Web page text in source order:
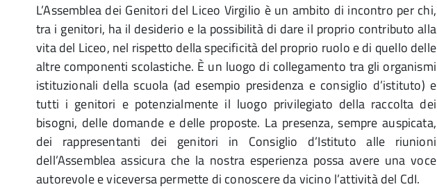
L’Assemblea dei Genitori del Liceo Virgilio è un ambito di incontro per chi,
tra i genitori, ha il desiderio e la possibilità di dare il proprio contributo alla
vita del Liceo, nel rispetto della specificità del proprio ruolo e di quello delle
altre componenti scolastiche. È un luogo di collegamento tra gli organismi
istituzionali della scuola (ad esempio presidenza e consiglio d’istituto) e
tutti i genitori e potenzialmente il luogo privilegiato della raccolta dei
bisogni, delle domande e delle proposte. La presenza, sempre auspicata,
dei rappresentanti dei genitori in Consiglio d’Istituto alle riunioni
dell’Assemblea assicura che la nostra esperienza possa avere una voce
autorevole e viceversa permette di conoscere da vicino l’attività del CdI.